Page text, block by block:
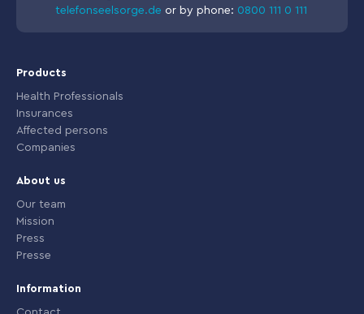
telefonseelsorge.de or by phone: 0800 111 0 111
Products
Health Professionals
Insurances
Affected persons
Companies
About us
Our team
Mission
Press
Presse
Information